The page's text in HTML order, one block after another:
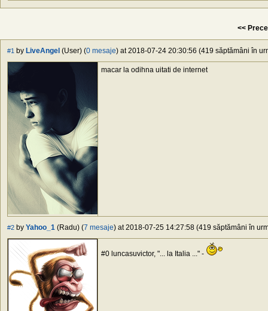
<<
#1 by LiveAngel (User) (0 mesaje) at 2018-07-24 20:30:56 (419 săptămâni în
macar la odihna uitati de internet
#2 by Yahoo_1 (Radu) (7 mesaje) at 2018-07-25 14:27:58 (419 săptămâni în
#0 luncasuvictor, "... la Italia ..." -